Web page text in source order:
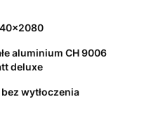
aluminium CH 9006
deluxe
bez wytłoczenia